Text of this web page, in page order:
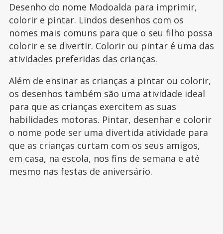
Desenho do nome Modoalda para imprimir,
colorir e pintar. Lindos desenhos com os
nomes mais comuns para que o seu filho possa
colorir e se divertir. Colorir ou pintar é uma das
atividades preferidas das crianças.
Além de ensinar as crianças a pintar ou colorir,
os desenhos também são uma atividade ideal
para que as crianças exercitem as suas
habilidades motoras. Pintar, desenhar e colorir
o nome pode ser uma divertida atividade para
que as crianças curtam com os seus amigos,
em casa, na escola, nos fins de semana e até
mesmo nas festas de aniversário.